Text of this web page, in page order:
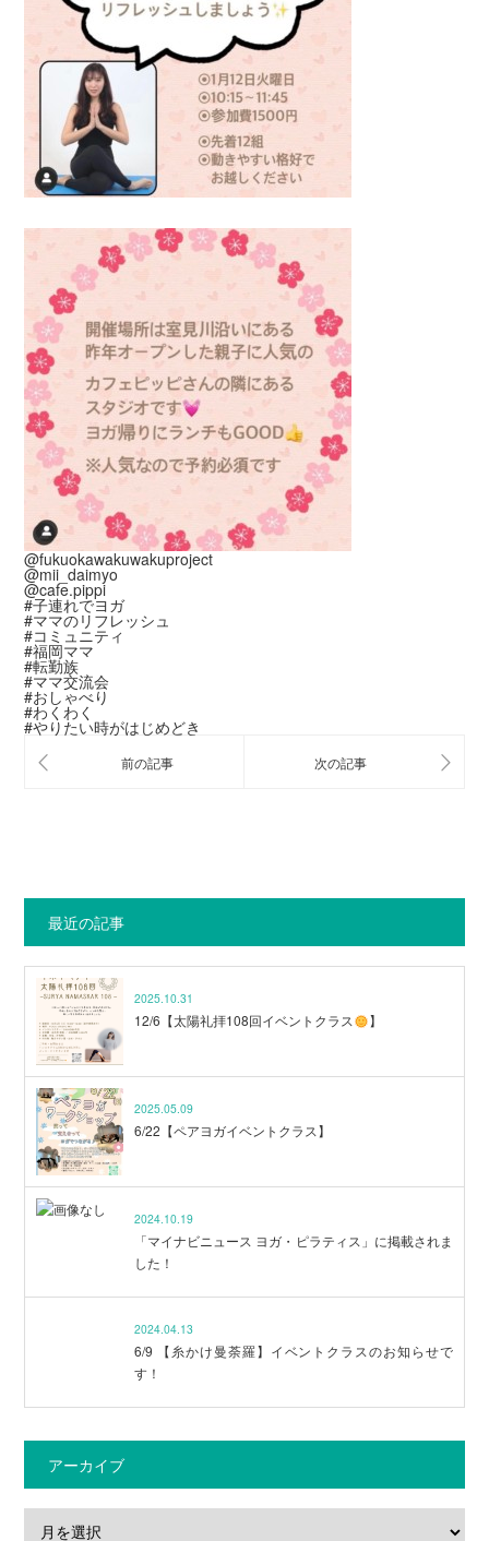
@fukuokawakuwakuproject
@mii_daimyo
@cafe.pippi
#子連れでヨガ
#ママのリフレッシュ
#コミュニティ
#福岡ママ
#転勤族
#ママ交流会
#おしゃべり
#わくわく
#やりたい時がはじめどき
最近の記事
2025.10.31
12/6【太陽礼拝108回イベントクラス 】
2025.05.09
6/22【ペアヨガイベントクラス】
2024.10.19
「マイナビニュース ヨガ・ピラティス」に掲載されま
した！
2024.04.13
6/9 【糸かけ曼荼羅】イベントクラスのお知らせで
す！
アーカイブ